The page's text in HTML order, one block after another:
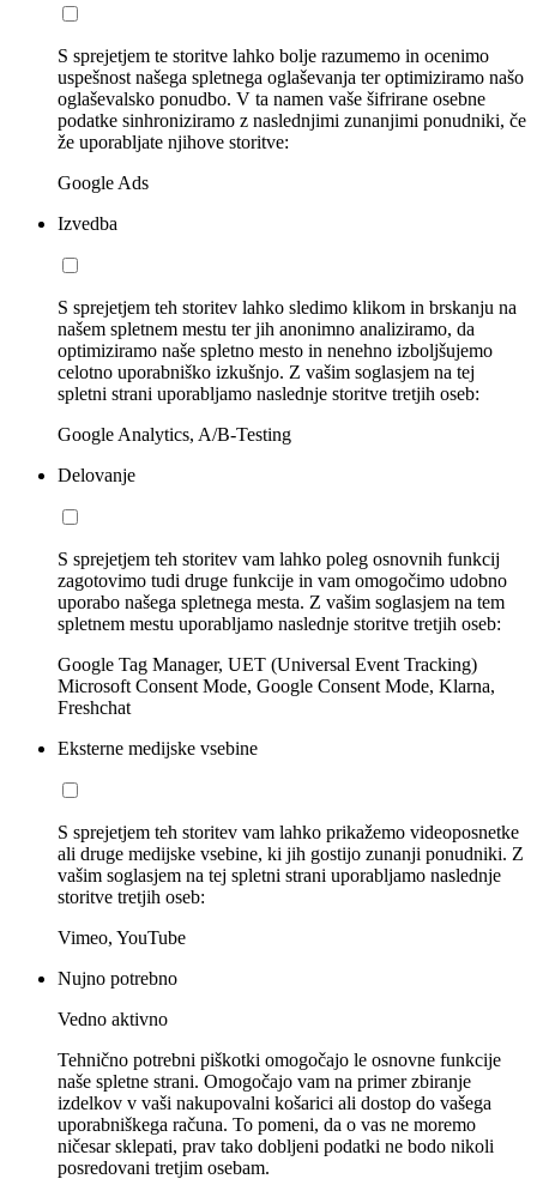
S sprejetjem te storitve lahko bolje razumemo in ocenimo
uspešnost našega spletnega oglaševanja ter optimiziramo našo
oglaševalsko ponudbo. V ta namen vaše šifrirane osebne
podatke sinhroniziramo z naslednjimi zunanjimi ponudniki, če
že uporabljate njihove storitve:
Google Ads
Izvedba
S sprejetjem teh storitev lahko sledimo klikom in brskanju na
našem spletnem mestu ter jih anonimno analiziramo, da
optimiziramo naše spletno mesto in nenehno izboljšujemo
celotno uporabniško izkušnjo. Z vašim soglasjem na tej
spletni strani uporabljamo naslednje storitve tretjih oseb:
Google Analytics, A/B-Testing
Delovanje
S sprejetjem teh storitev vam lahko poleg osnovnih funkcij
zagotovimo tudi druge funkcije in vam omogočimo udobno
uporabo našega spletnega mesta. Z vašim soglasjem na tem
spletnem mestu uporabljamo naslednje storitve tretjih oseb:
Google Tag Manager, UET (Universal Event Tracking)
Microsoft Consent Mode, Google Consent Mode, Klarna,
Freshchat
Eksterne medijske vsebine
S sprejetjem teh storitev vam lahko prikažemo videoposnetke
ali druge medijske vsebine, ki jih gostijo zunanji ponudniki. Z
vašim soglasjem na tej spletni strani uporabljamo naslednje
storitve tretjih oseb:
Vimeo, YouTube
Nujno potrebno
Vedno aktivno
Tehnično potrebni piškotki omogočajo le osnovne funkcije
naše spletne strani. Omogočajo vam na primer zbiranje
izdelkov v vaši nakupovalni košarici ali dostop do vašega
uporabniškega računa. To pomeni, da o vas ne moremo
ničesar sklepati, prav tako dobljeni podatki ne bodo nikoli
posredovani tretjim osebam.